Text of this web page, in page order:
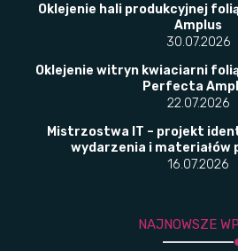
Oklejenie hali produkcyjnej
Amplus
30.07.2026
Oklejenie witryn kwiaciarni
Perfecta
22.07.2026
Mistrzostwa IT – projekt
wydarzenia i materiałów
16.07.2026
NAJNOWSZE